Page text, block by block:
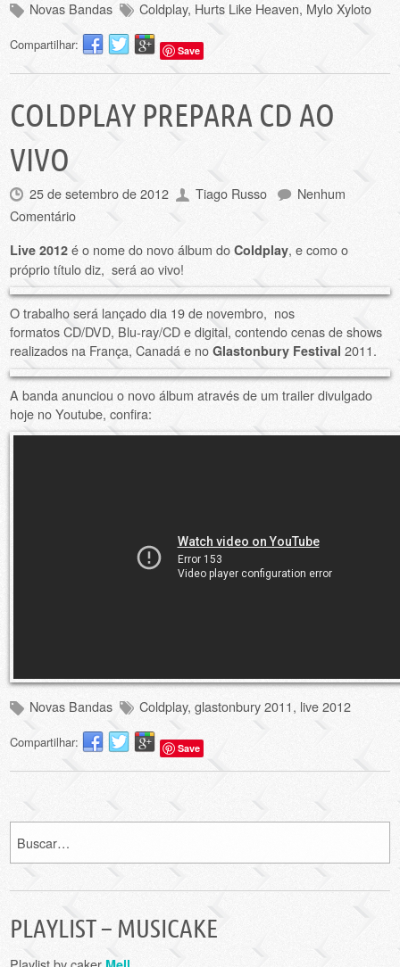
Novas Bandas Coldplay, Hurts Like Heaven, Mylo Xyloto
Compartilhar: Save
COLDPLAY PREPARA CD AO
VIVO
25 de setembro de 2012 Tiago Russo
Nenhum
Comentário
Live 2012 é o nome do novo álbum doColdplay, e como o
próprio título diz, será ao vivo!
O trabalho será lançado dia 19 de novembro, nos
formatos CD/DVD, Blu-ray/CD e digital, contendo cenas de shows
realizados na França, Canadá e noGlastonbury Festival 2011.
A banda anunciou o novo álbum através de um trailer divulgado
hoje no Youtube, confira:
Novas Bandas Coldplay,glastonbury 2011, live 2012
Compartilhar: Save
PLAYLIST – MUSICAKE